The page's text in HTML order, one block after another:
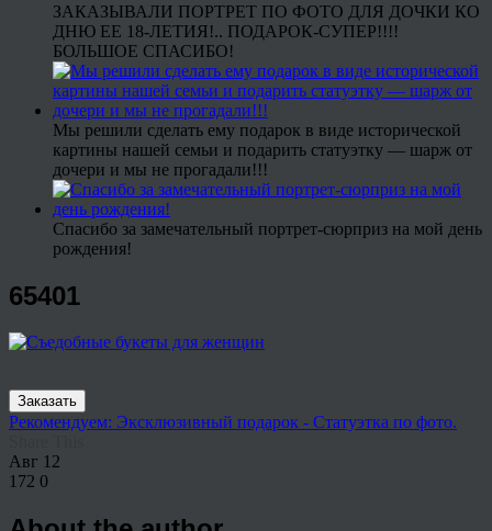
ЗАКАЗЫВАЛИ ПОРТРЕТ ПО ФОТО ДЛЯ ДОЧКИ КО
ДНЮ ЕЕ 18-ЛЕТИЯ!.. ПОДАРОК-СУПЕР!!!!
БОЛЬШОЕ СПАСИБО!
Мы решили сделать ему подарок в виде исторической
картины нашей семьи и подарить статуэтку — шарж от
дочери и мы не прогадали!!!
Спасибо за замечательный портрет-сюрприз на мой день
рождения!
65401
Заказать
Рекомендуем: Эксклюзивный подарок - Статуэтка по фото.
Авг 12
172 0